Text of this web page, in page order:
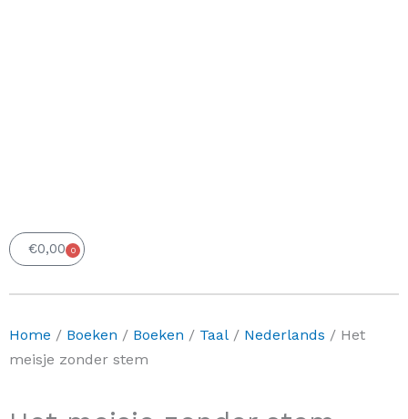
€0,00 0
Winkelwagen
Home / Boeken / Boeken / Taal / Nederlands / Het
meisje zonder stem